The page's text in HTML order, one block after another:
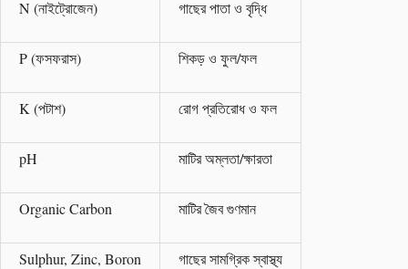
N (নাইট্রোজেন) গাছের পাতা ও বৃদ্ধি
P (ফসফরাস) শিকড় ও ফুল/ফল
K (পটাশ) রোগ প্রতিরোধ ও ফল
pH মাটির অম্লতা/ক্ষারতা
Organic Carbon মাটির জৈব গুণমান
Sulphur, Zinc, Boron গাছের সামগ্রিক স্বাস্থ্য